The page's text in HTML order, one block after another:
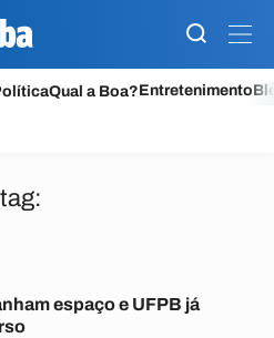
Qual a Boa?Entretenimento
espaço e UFPB já